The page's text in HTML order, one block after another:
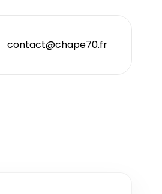
contact@chape70.fr